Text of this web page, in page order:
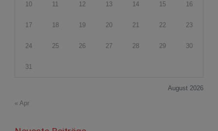
August 2026
10 11 12 13 14 15 16
17 18 19 20 21 22 23
24 25 26 27 28 29 30
31
« Apr